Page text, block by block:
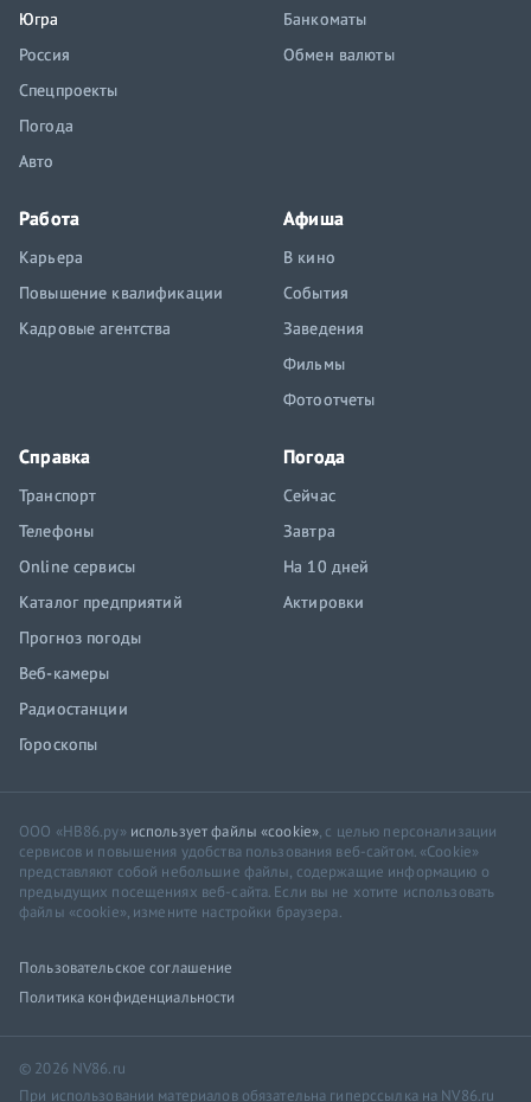
Югра
Россия
Спецпроекты
Погода
Авто
Банкоматы
Обмен валюты
Работа
Карьера
Повышение квалификации
Кадровые агентства
Афиша
В кино
События
Заведения
Фильмы
Фотоотчеты
Справка
Транспорт
Телефоны
Online сервисы
Каталог предприятий
Прогноз погоды
Веб-камеры
Радиостанции
Гороскопы
Погода
Сейчас
Завтра
На 10 дней
Актировки
ООО «НВ86.ру» использует файлы «cookie», с целью персонализации
сервисов и повышения удобства пользования веб-сайтом. «Cookie»
представляют собой небольшие файлы, содержащие информацию о
предыдущих посещениях веб-сайта. Если вы не хотите использовать
файлы «cookie», измените настройки браузера.
Пользовательское соглашение
Политика конфиденциальности
© 2026 NV86.ru
При использовании материалов обязательна гиперссылка на NV86.ru